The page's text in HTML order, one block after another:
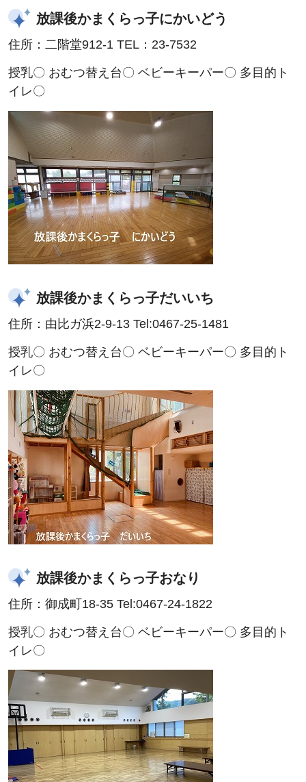
放課後かまくらっ子にかいどう
住所：二階堂912-1 TEL：23-7532
授乳〇 おむつ替え台〇 ベビーキーパー〇 多目的ト
イレ〇
放課後かまくらっ子だいいち
住所：由比ガ浜2-9-13 Tel:0467-25-1481
授乳〇 おむつ替え台〇 ベビーキーパー〇 多目的ト
イレ〇
放課後かまくらっ子おなり
住所：御成町18-35 Tel:0467-24-1822
授乳〇 おむつ替え台〇 ベビーキーパー〇 多目的ト
イレ〇